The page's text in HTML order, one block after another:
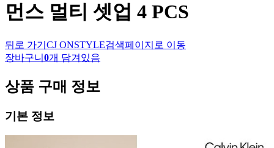
먼스 멀티 셋업 4 PCS
뒤로 가기 CJ ONSTYLE검색페이지로 이동
장바구니 0개 담겨있음
상품 구매 정보
기본 정보